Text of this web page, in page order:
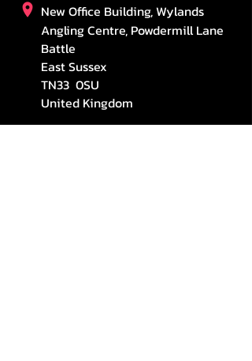
New Office Building, Wylands
Angling Centre, Powdermill Lane
Battle
East Sussex
TN33 0SU
United Kingdom